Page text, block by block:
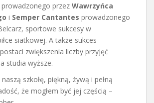
prowadzonego przez Wawrzyńca
i Semper Cantantes prowadzonego
sportowe sukcesy w
siatkowej. A także sukces
zwiększenia liczby przyjęć
studia wyższe.
szkołę, piękną, żywą i pełną
że mogłem być jej częścią –